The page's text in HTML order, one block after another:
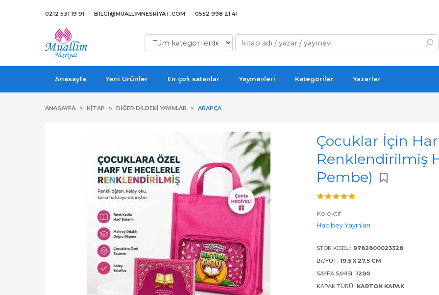
0212 531 19 91 BILGI@MUALLIMNESRIYAT.COM 0552 998 21 41
Anasayfa Yeni Ürünler En çok satanlar Yayınevleri Kategoriler Yazarlar
ANASAYFA KITAP DIĞER DILDEKI YAYINLAR ARAPÇA
Çocuklar İçin
Renklendirilmiş
Pembe)
Kolektif
Hacıbey Yayınları
STOK KODU: 9782800023328
BOYUT: 19,5 X 27,5 CM
SAYFA SAYISI: 1200
KAPAK TÜRÜ: KARTON KAPAK